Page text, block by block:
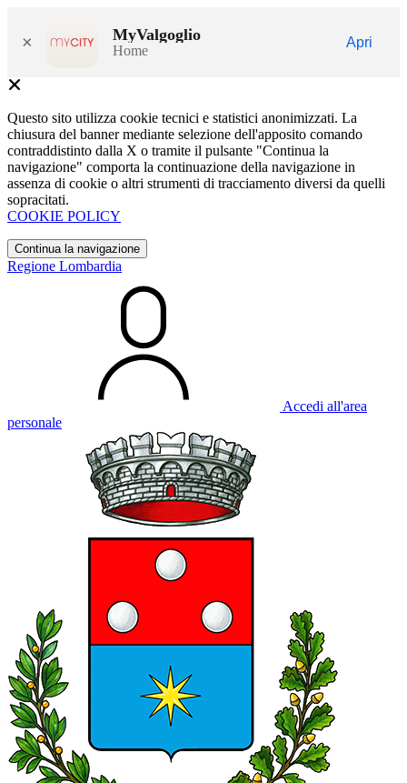
× MyValgoglio
Home
Apri
Questo sito utilizza cookie tecnici e statistici anonimizzati. La
chiusura del banner mediante selezione dell'apposito comando
contraddistinto dalla X o tramite il pulsante "Continua la
navigazione" comporta la continuazione della navigazione in
assenza di cookie o altri strumenti di tracciamento diversi da quelli
sopracitati.
COOKIE POLICY
Continua la navigazione
Regione Lombardia
Accedi all'area
personale